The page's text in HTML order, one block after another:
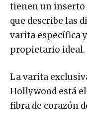
tienen un inserto
que describe las
varita específica
propietario ideal.
La varita
Hollywood está
fibra de corazón